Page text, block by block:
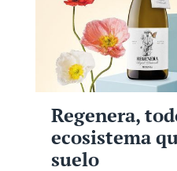
Regenera,
ecosistema
suelo